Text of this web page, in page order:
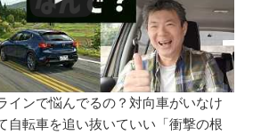
インで悩んでるの？対向車がいなけ
自転車を追い抜いていい「衝撃の根